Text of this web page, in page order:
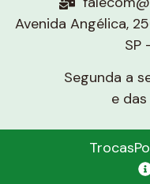
Avenida Angélica,
SP
Segunda a
e das
Trocas